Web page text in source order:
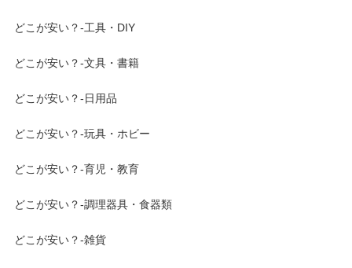
どこが安い？-工具・DIY
どこが安い？-文具・書籍
どこが安い？-日用品
どこが安い？-玩具・ホビー
どこが安い？-育児・教育
どこが安い？-調理器具・食器類
どこが安い？-雑貨